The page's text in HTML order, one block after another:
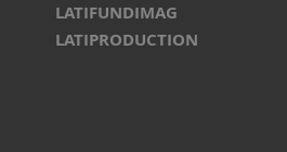
LATIFUNDIMAG
LATIPRODUCTION